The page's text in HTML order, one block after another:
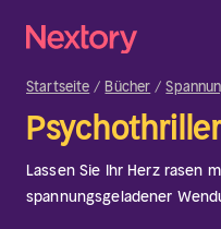
Startseite Bücher
Lassen Sie Ihr Herz rasen
spannungsgeladener